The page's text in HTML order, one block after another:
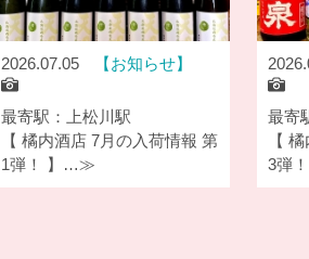
2026.07.05 お知らせ
最寄駅：上松川駅
【 橘内酒店 7月の入荷情報 第
1弾！ 】…≫
最寄
【
3弾